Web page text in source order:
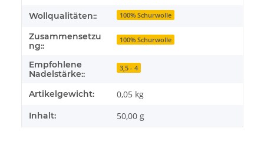
Wollqualitäten:: 100% Schurwolle
Zusammensetzu
ng::
100% Schurwolle
Empfohlene
Nadelstärke::
3,5 - 4
Artikelgewicht: 0,05 kg
Inhalt: 50,00 g